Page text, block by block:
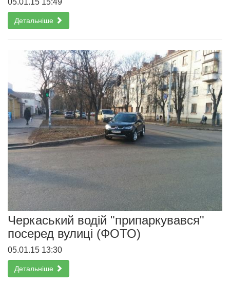
05.01.15 15:49
Детальніше
Черкаський водій "припаркувався"
посеред вулиці (ФОТО)
05.01.15 13:30
Детальніше